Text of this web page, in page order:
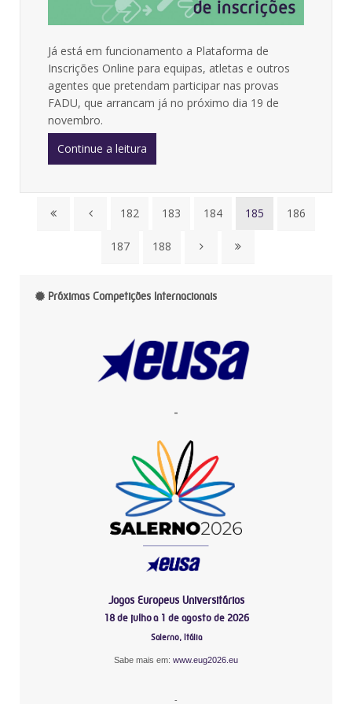
Já está em funcionamento a Plataforma de
Inscrições Online para equipas, atletas e outros
agentes que pretendam participar nas provas
FADU, que arrancam já no próximo dia 19 de
novembro.
Continue a leitura
182 183 184 185 186
187 188
Próximas Competições Internacionais
-
Jogos Europeus Universitários
18 de julho a 1 de agosto de 2026
Salerno, Itália
Sabe mais em: www.eug2026.eu
-